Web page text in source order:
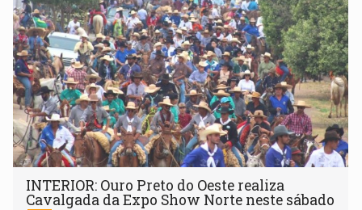
INTERIOR: Ouro Preto do Oeste realiza
Cavalgada da Expo Show Norte neste sábado